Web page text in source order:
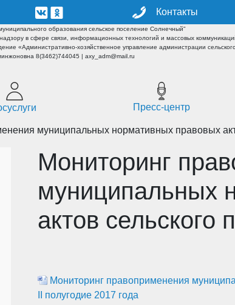
Контакты
образования сельское поселение Солнечный"
в сфере связи, информационных технологий и массовых
«Административно-хозяйственное управление администрации
8(3462)744045 | axy_adm@mail.ru
Пресс-центр
муниципальных нормативных правовых
Мониторинг
муниципальных
актов
Мониторинг правоприменения
II полугодие 2017 года